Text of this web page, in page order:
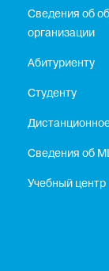
Сведения об
организации
Абитуриенту
Студенту
Сведения об
Учебный центр